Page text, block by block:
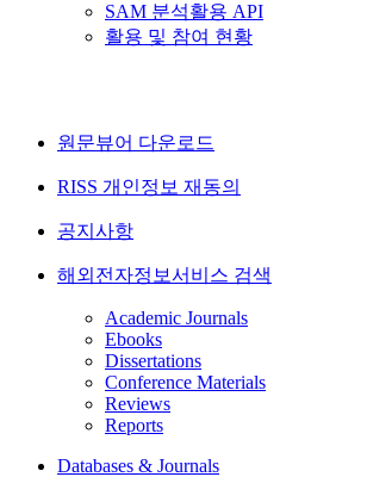
SAM 분석활용 API
활용 및 참여 현황
원문뷰어 다운로드
RISS 개인정보 재동의
공지사항
해외전자정보서비스 검색
Academic Journals
Ebooks
Dissertations
Conference Materials
Reviews
Reports
Databases & Journals